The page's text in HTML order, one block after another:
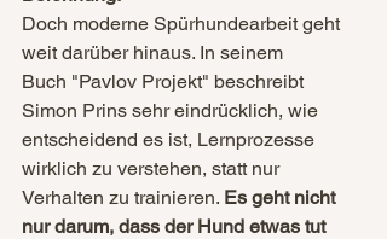
Doch moderne Spürhundearbeit geht
weit darüber hinaus. In seinem
Buch "Pavlov Projekt" beschreibt
Simon Prins sehr eindrücklich, wie
entscheidend es ist, Lernprozesse
wirklich zu verstehen, statt nur
Verhalten zu trainieren. Es geht nicht
nur darum, dass der Hund etwas tut